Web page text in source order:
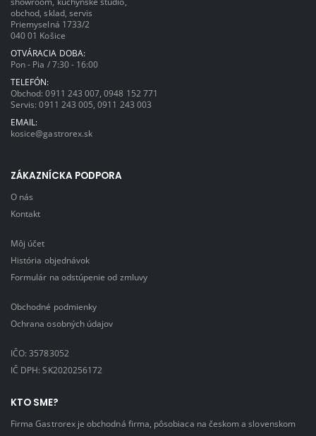
obchod, sklad, servis
Priemyselná 1733/2
040 01 Košice
OTVÁRACIA DOBA:
Pon - Pia / 7:30 - 16:00
TELEFÓN:
Obchod:0911 243 007 ,0948 152 771
Servis:0911 243 005 ,0911 243 003
EMAIL:
kosice@gastrorex.sk
ZÁKAZNÍCKA PODPORA
O nás
Kontakt
Môj účet
História objednávok
Formulár na odstúpenie od zmluvy
Obchodné podmienky
Ochrana osobných údajov
IČO: 35783052
IČ DPH: SK2020256172
KTO SME?
Firma Gastrorex je obchodná firma, pôsobiaca na českom a slovenskom